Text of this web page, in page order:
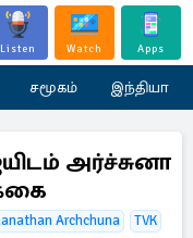
Listen Watch Apps
சமூகம் இந்தியா
அர்ச்சுனா
Archchuna
TVK